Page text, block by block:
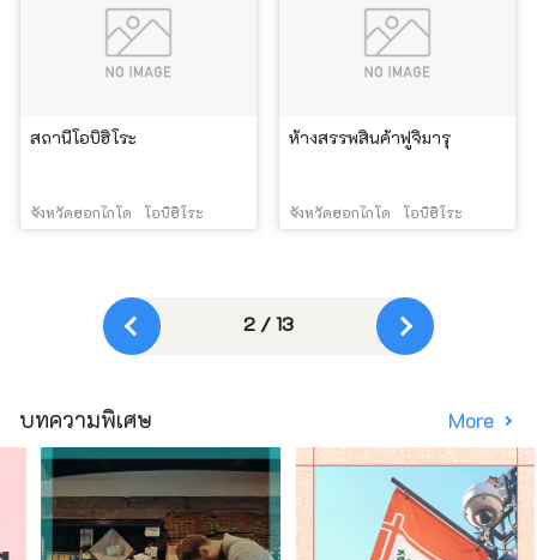
สถานีโอบิฮิโระ
จังหวัดฮอกไกโด โอบิฮิโระ
ห้างสรรพสินค้าฟูจิมารุ
จังหวัดฮอกไกโด โอบิฮิโระ
2 / 13
บทความพิเศษ More